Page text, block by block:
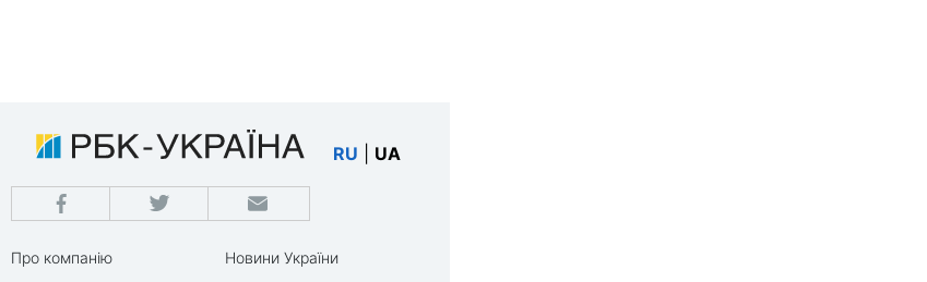
RU UA
Про компанію
Новини України